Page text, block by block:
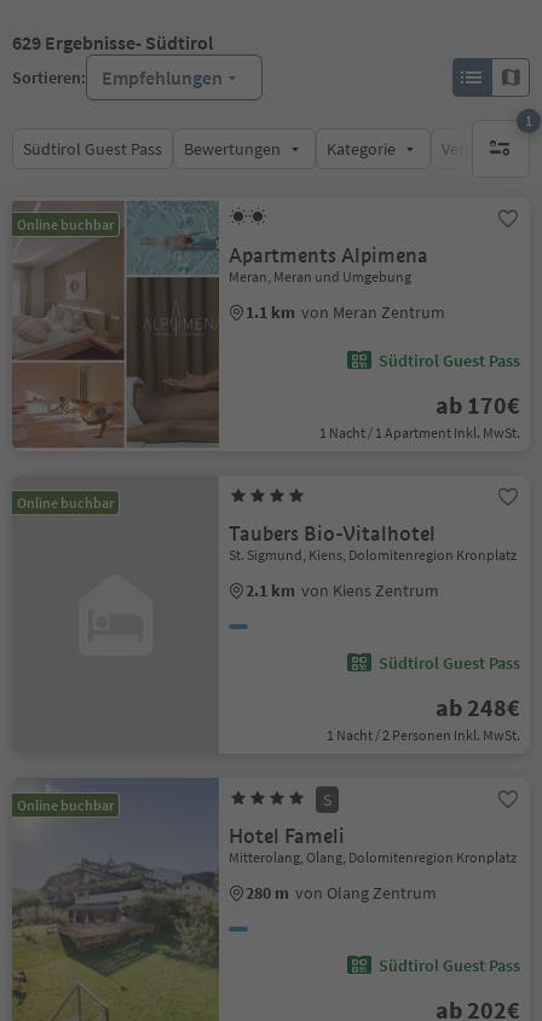
629 Ergebnisse- Südtirol
Sortieren: Empfehlungen
Südtirol Guest Pass Bewertungen Kategorie
1
1
Online buchbar
Apartments Alpimena
Meran, Meran und Umgebung
1.1 km von Meran Zentrum
Südtirol Guest Pass
ab 170€
1 Nacht / 1 Apartment Inkl. MwSt.
Online buchbar
Taubers Bio-Vitalhotel
St. Sigmund, Kiens, Dolomitenregion Kronplatz
2.1 km von Kiens Zentrum
Südtirol Guest Pass
ab 248€
1 Nacht / 2 Personen Inkl. MwSt.
Online buchbar S
Hotel Fameli
Mitterolang, Olang, Dolomitenregion Kronplatz
280 m von Olang Zentrum
Südtirol Guest Pass
ab 202€